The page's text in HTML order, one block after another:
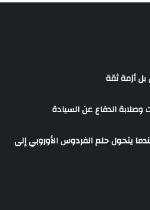
بل أزمة ثقة
وصلابة الدفاع عن السيادة
يتحول حلم الفردوس الأوروبي إلى